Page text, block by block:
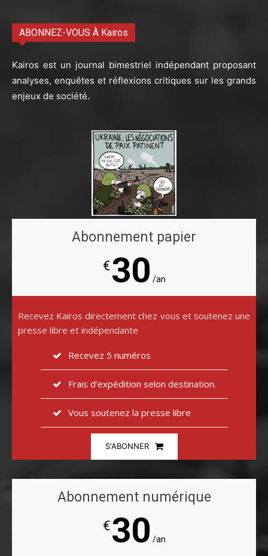
ABONNEZ-VOUS À Kairos
Kairos est un journal bimestriel indépendant proposant
analyses, enquêtes et réflexions critiques sur les grands
enjeux de société.
Abonnement papier
€30 /an
Recevez Kairos directement chez vous et soutenez une
presse libre et indépendante
Recevez 5 numéros
Frais d’expédition selon destination.
Vous soutenez la presse libre
S'ABONNER
Abonnement numérique
€30 /an